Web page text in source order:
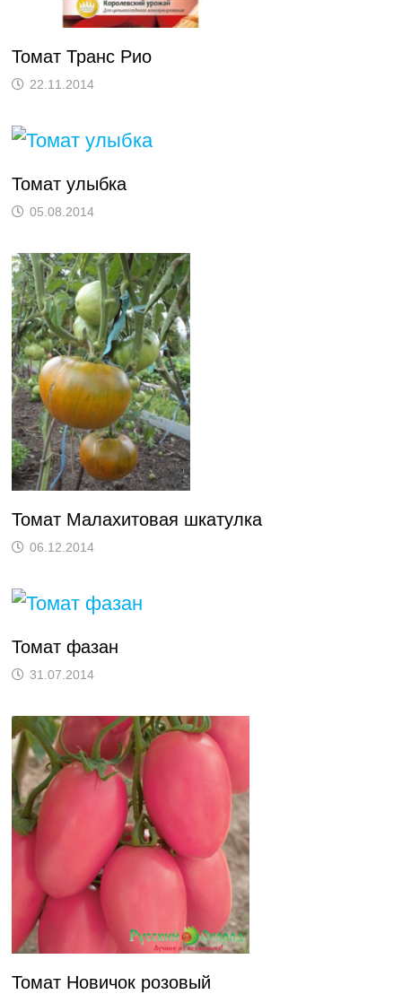
Томат Транс Рио
22.11.2014
Томат улыбка
05.08.2014
Томат Малахитовая шкатулка
06.12.2014
Томат фазан
31.07.2014
Томат Новичок розовый